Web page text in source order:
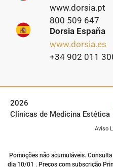
www.dorsia.pt
800 509 647
Dorsia España
www.dorsia.es
+34 902 011
2026
Clínicas de Medicina Estética
Aviso
Pomoções não acumuláveis.
dia 10/01 . Preços com subscrição